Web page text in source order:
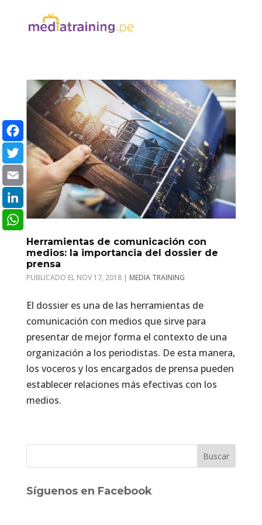
Herramientas de comunicación con
medios: la importancia del dossier de
prensa
NOV 17, 2018| MEDIA TRAINING
El dossier es una de las herramientas de
comunicación con medios que sirve para
presentar de mejor forma el contexto de una
organización a los periodistas. De esta manera,
los voceros y los encargados de prensa pueden
establecer relaciones más efectivas con los
medios.
Síguenos en Facebook
Facebook
Twitter
Email
LinkedIn
WhatsApp